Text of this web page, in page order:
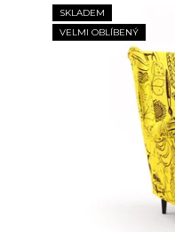
SKLADEM
VELMI OBLÍBENÝ